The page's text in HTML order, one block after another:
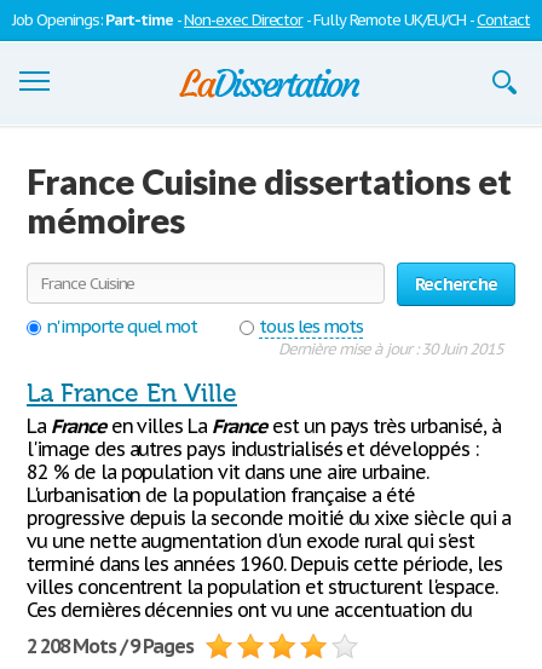
Job Openings:Part-time -Non-exec Director- Fully Remote UK/EU/CH -Contact
S'inscrire
Se connecter
Contactez-nous
France Cuisine dissertations et
mémoires
Recherche
n'importe quel mot
tous les mots
Dernière mise à jour : 30 Juin 2015
La France En Ville
La Franceen villes La Franceest un pays très urbanisé, à
l'image des autres pays industrialisés et développés :
82 % de la population vit dans une aire urbaine.
L'urbanisation de la population française a été
progressive depuis la seconde moitié du xixe siècle qui a
vu une nette augmentation d'un exode rural qui s'est
terminé dans les années 1960. Depuis cette période, les
villes concentrent la population et structurent l'espace.
Ces dernières décennies ont vu une accentuation du
2 208 Mots / 9 Pages